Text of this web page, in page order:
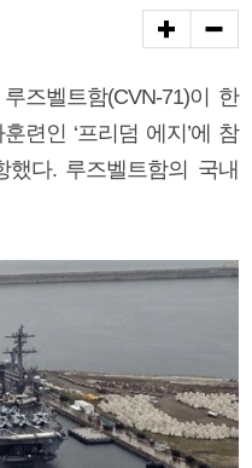
즈벨트함(CVN-71)이 한
련인 ‘프리덤 에지’에 참
했다. 루즈벨트함의 국내